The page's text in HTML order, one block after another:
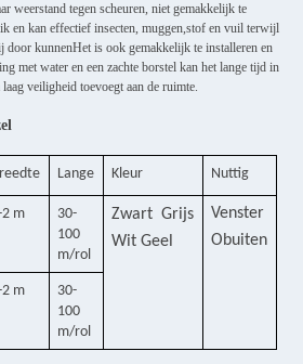
weerstand tegen scheuren, niet gemakkelijk te
en kan effectief insecten, muggen,stof en vuil terwijl
kunnenHet is ook gemakkelijk te installeren en
met water en een zachte borstel kan het lange tijd in
veiligheid toevoegt aan de ruimte.
Lange Kleur Nuttig
2 m
30-
100
m/rol
Zwart Grijs
Wit Geel
Venster
Obuiten
2 m
30-
100
m/rol